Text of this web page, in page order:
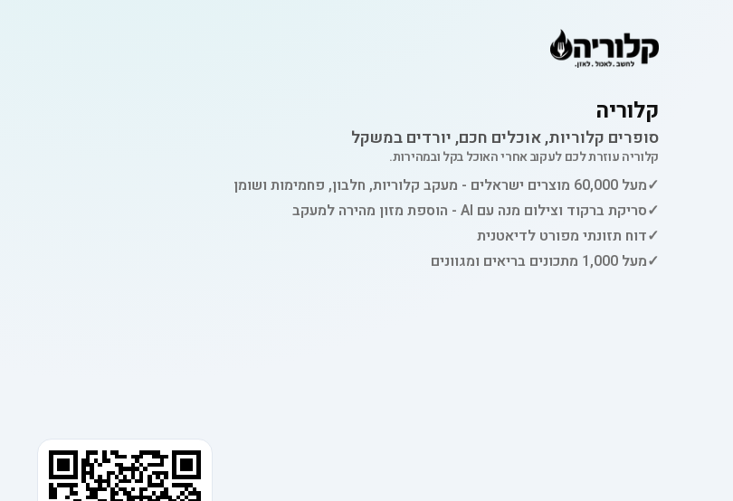
קלוריה
סופרים קלוריות, אוכלים חכם, יורדים במשקל
קלוריה עוזרת לכם לעקוב אחרי האוכל בקל ובמהירות.
✓מעל 60,000 מוצרים ישראלים - מעקב קלוריות, חלבון, פחמימות ושומן
✓סריקת ברקוד וצילום מנה עם AI - הוספת מזון מהירה למעקב
✓דוח תזונתי מפורט לדיאטנית
✓מעל 1,000 מתכונים בריאים ומגוונים